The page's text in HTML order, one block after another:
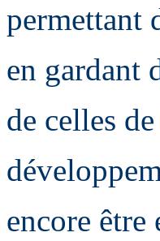
permettant
en gardant
de celles
encore